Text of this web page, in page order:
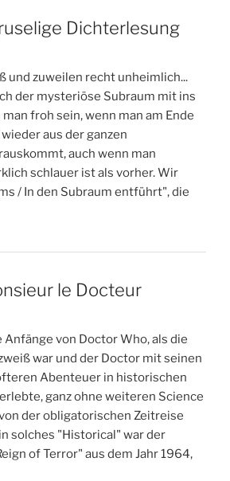
Dichterlesung
und zuweilen recht unheimlich...
der mysteriöse Subraum mit ins
froh sein, wenn man am Ende
aus der ganzen
auch wenn man
schlauer ist als vorher. Wir
/ In den Subraum entführt", die
le Docteur
von Doctor Who, als die
war und der Doctor mit seinen
Abenteuer in historischen
ganz ohne weiteren Science
der obligatorischen Zeitreise
solches "Historical" war der
of Terror" aus dem Jahr 1964,